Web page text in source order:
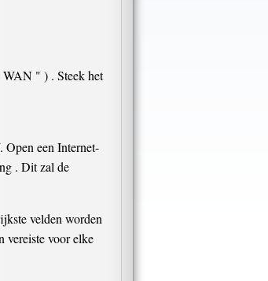
WAN " ) . Steek het
Open een Internet-
. Dit zal de
velden worden
vereiste voor elke